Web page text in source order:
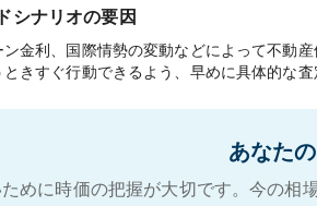
シナリオの要因
金利、国際情勢の変動などによって不動
きすぐ行動できるよう、早めに具体的な査
あなた
めに時価の把握が大切です。今の